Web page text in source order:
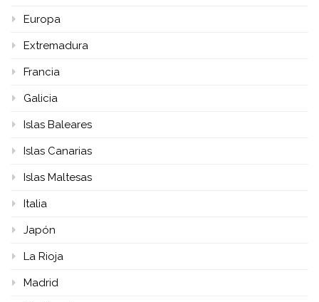
Europa
Extremadura
Francia
Galicia
Islas Baleares
Islas Canarias
Islas Maltesas
Italia
Japón
La Rioja
Madrid